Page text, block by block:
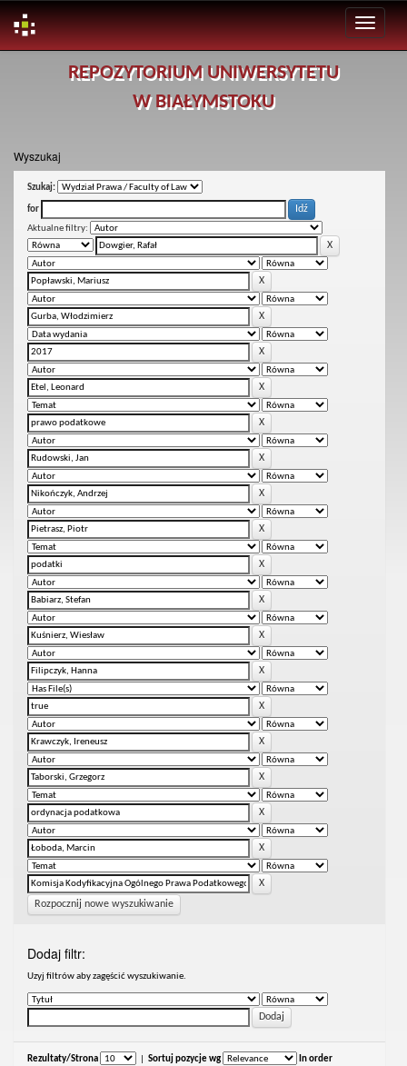
REPOZYTORIUM UNIWERSYTETU
W BIAŁYMSTOKU
Wyszukaj
Szukaj:
for
Aktualne filtry:
Rozpocznij nowe wyszukiwanie
Dodaj filtr:
Uzyj filtrów aby zagęścić wyszukiwanie.
Rezultaty/Strona Sortuj pozycje wg In order